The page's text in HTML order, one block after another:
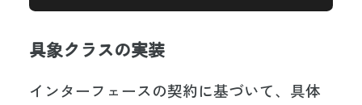
具象クラスの実装
インターフェースの契約に基づいて、具体